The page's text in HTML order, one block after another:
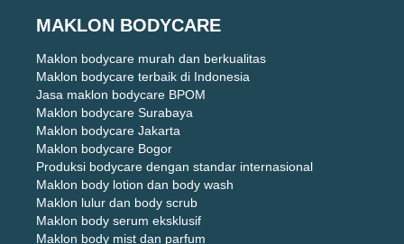
MAKLON BODYCARE
Maklon bodycare murah dan berkualitas
Maklon bodycare terbaik di Indonesia
Jasa maklon bodycare BPOM
Maklon bodycare Surabaya
Maklon bodycare Jakarta
Maklon bodycare Bogor
Produksi bodycare dengan standar internasional
Maklon body lotion dan body wash
Maklon lulur dan body scrub
Maklon body serum eksklusif
Maklon body mist dan parfum